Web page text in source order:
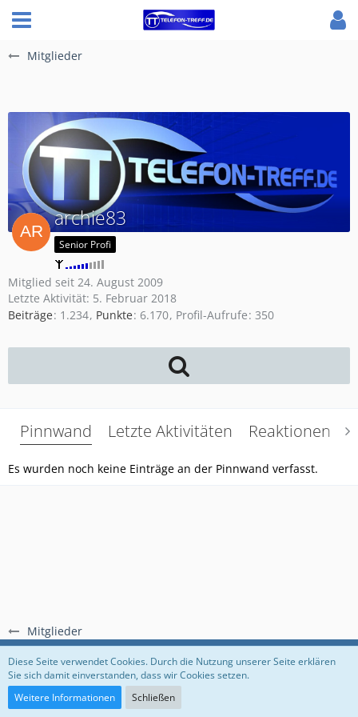
Mitglieder
Mitglieder
archie83
Senior Profi
Mitglied seit 24. August 2009
Letzte Aktivität: 5. Februar 2018
Beiträge 1.234 Punkte 6.170 Profil-Aufrufe 350
Pinnwand Letzte Aktivitäten Reaktionen
Es wurden noch keine Einträge an der Pinnwand verfasst.
Regeln Datenschutzerklärung Impressum
Community-Software:
Diese Seite verwendet Cookies. Durch die Nutzung unserer Seite erklären
Sie sich damit einverstanden, dass wir Cookies setzen.
Weitere Informationen
Schließen